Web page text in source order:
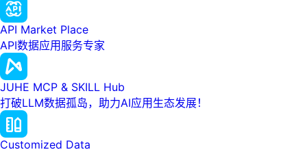
API Market Place
API数据应用服务专家
JUHE MCP & SKILL Hub
打破LLM数据孤岛，助力AI应用生态发展！
Customized Data